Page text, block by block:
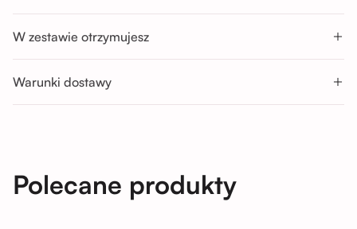
Godziny odbioru:
Pon-Sob : 11:00 - 14:00; 14:00 - 17:00; 17:00 - 20:00
Nd : 11:00 - 14:00; 14:00 - 17:00
W zestawie otrzymujesz
Warunki dostawy
Polecane produkty